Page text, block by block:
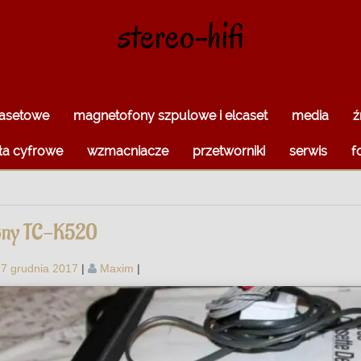
stereo-hifi
magnetofony szpulowe i elcaset media
cyfrowe wzmacniacze przetworniki serwis
TC-K520
grudnia 2017 | Maxim |